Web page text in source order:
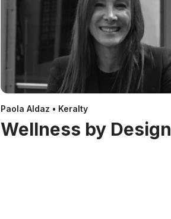
Paola Aldaz • Keralty
Wellness by Design